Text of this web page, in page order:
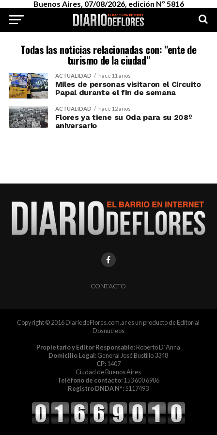
Buenos Aires, 07/08/2026, edición Nº 5816
Todas las noticias relacionadas con: "ente de
turismo de la ciudad"
ACTUALIDAD hace 11 años
Miles de personas visitaron el Circuito
Papal durante el fin de semana
ACTUALIDAD hace 12 años
Flores ya tiene su Oda para su 208º
aniversario
CONTACTO
Copyright © 2016 DiariodeFlores.com.ar es un producto de Editorial
Dosnucleos
Propietario y Editor Responsable:Roberto D´Anna
Domicilio Legal:General José Bustillo 3348
CP:1407
Ciudad de Buenos Aires
Teléfono de contacto:153 600 6906
Registro DNDA Nº:5117493